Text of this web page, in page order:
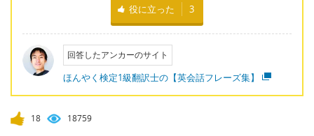
役に立った 3
回答したアンカーのサイト
ほんやく検定1級翻訳士の【英会話フレーズ集】
18 18759